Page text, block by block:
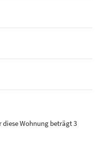
diese Wohnung beträgt 3